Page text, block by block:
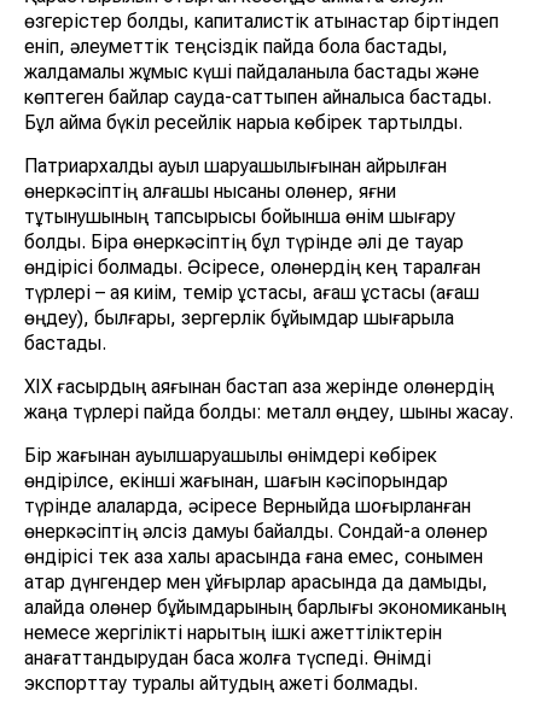
өзгерістер болды, капиталистік қатынастар біртіндеп
еніп, әлеуметтік теңсіздік пайда бола бастады,
жалдамалы жұмыс күші пайдаланыла бастады және
көптеген байлар сауда-саттықпен айналыса бастады.
Бұл аймақ бүкіл ресейлік нарыққа көбірек тартылды.
Патриархалды ауыл шаруашылығынан айрылған
өнеркәсіптің алғашқы нысаны қолөнер, яғни
тұтынушының тапсырысы бойынша өнім шығару
болды. Бірақ өнеркәсіптің бұл түрінде әлі де тауар
өндірісі болмады. Әсіресе, қолөнердің кең таралған
түрлері – аяқ киім, темір ұстасы, ағаш ұстасы (ағаш
өңдеу), былғары, зергерлік бұйымдар шығарыла
бастады.
XIX ғасырдың аяғынан бастап қазақ жерінде қолөнердің
жаңа түрлері пайда болды: металл өңдеу, шыны жасау.
Бір жағынан ауылшаруашылық өнімдері көбірек
өндірілсе, екінші жағынан, шағын кәсіпорындар
түрінде қалаларда, әсіресе Верныйда шоғырланған
өнеркәсіптің әлсіз дамуы байқалды. Сондай-ақ қолөнер
өндірісі тек қазақ халқы арасында ғана емес, сонымен
қатар дүнгендер мен ұйғырлар арасында да дамыды,
алайда қолөнер бұйымдарының барлығы экономиканың
немесе жергілікті нарықтың ішкі қажеттіліктерін
қанағаттандырудан басқа жолға түспеді. Өнімді
экспорттау туралы айтудың қажеті болмады.